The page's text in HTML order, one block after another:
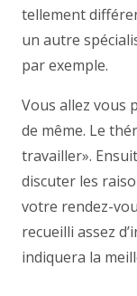
tellement
un autre
par exemple.
Vous allez vous
de même. Le
travailler».
discuter les
votre rendez-
recueilli assez
indiquera la